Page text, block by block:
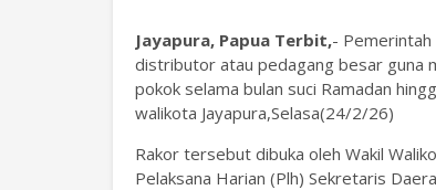
Jayapura, Papua Terbit,-
distributor atau pedagang besar guna
pokok selama bulan suci Ramadan
walikota Jayapura,Selasa(24/2/26)
Rakor tersebut dibuka oleh Wakil
Pelaksana Harian (Plh) Sekretaris